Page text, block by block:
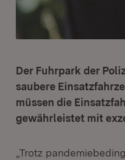
Der Fuhrpark der
saubere
müssen die
gewährleistet mit
„Trotz